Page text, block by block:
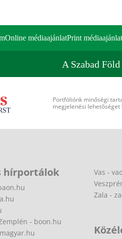
Online médiaajánlatPrint médiaajánlat
A Szabad
Portfóliónk minőségi
megjelenési lehetőséget
hírportálok
- boon.hu
Vas -
Zala -